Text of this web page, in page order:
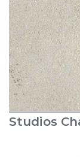
Studios